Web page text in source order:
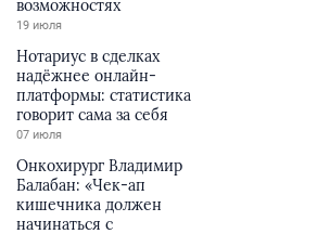
возможностях
19 июля
Нотариус в сделках
надёжнее онлайн-
платформы: статистика
говорит сама за себя
07 июля
Онкохирург Владимир
Балабан: «Чек-ап
кишечника должен
начинаться с